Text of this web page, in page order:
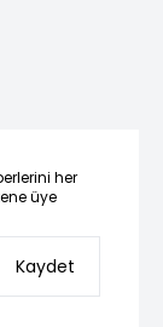
her
üye
Kaydet